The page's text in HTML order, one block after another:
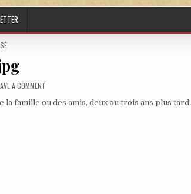
A COMMENTON 502-2.JPG
famille ou des amis, deux ou trois ans plus tard.